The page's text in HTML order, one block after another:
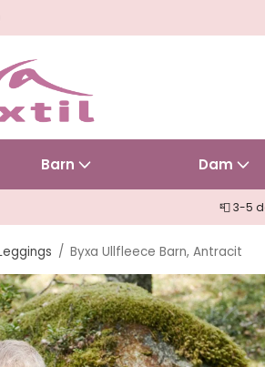
Barn Dam
📮 3-5
/ Byxa Ullfleece Barn, Antracit